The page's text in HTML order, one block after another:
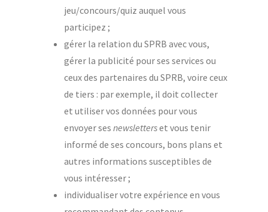
jeu/concours/quiz auquel vous
participez ;
gérer la relation du SPRB avec vous,
gérer la publicité pour ses services ou
ceux des partenaires du SPRB, voire ceux
de tiers : par exemple, il doit collecter
et utiliser vos données pour vous
envoyer ses newsletterset vous tenir
informé de ses concours, bons plans et
autres informations susceptibles de
vous intéresser ;
individualiser votre expérience en vous